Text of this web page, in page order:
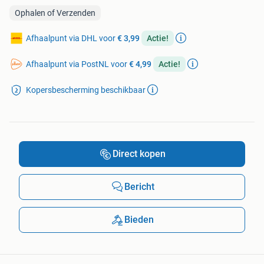
Ophalen of Verzenden
Afhaalpunt via DHL voor€ 3,99 Actie!
Afhaalpunt via PostNL voor€ 4,99 Actie!
Kopersbescherming beschikbaar
Direct kopen
Bericht
Bieden